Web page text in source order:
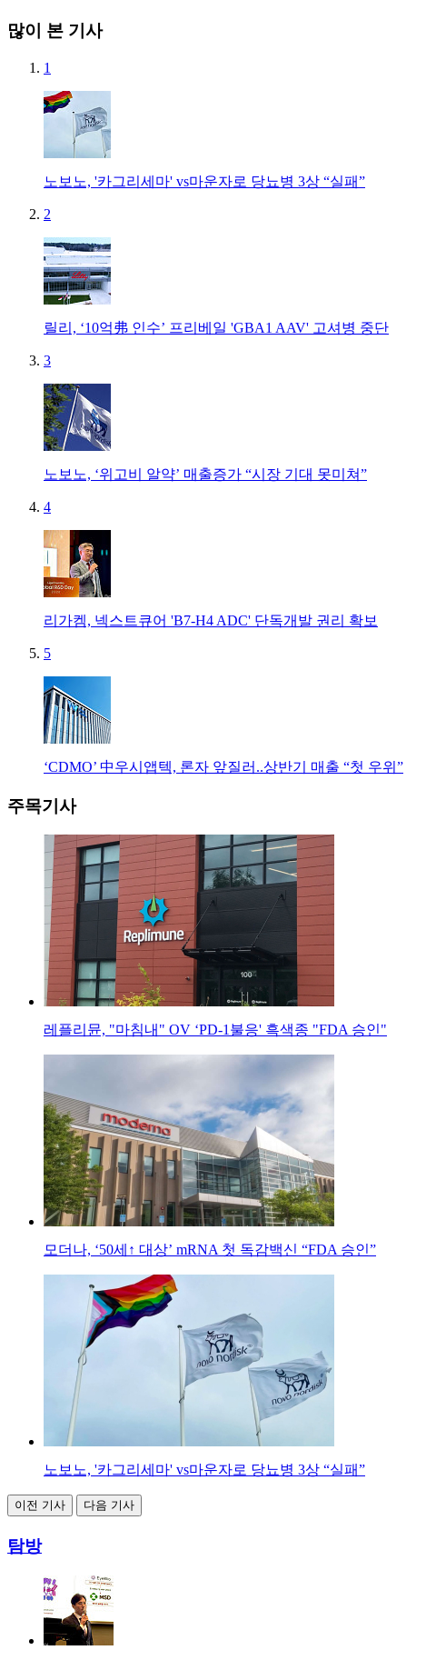
많이 본 기사
1
노보노, '카그리세마' vs마운자로 당뇨병 3상 “실패”
2
릴리, ‘10억弗 인수’ 프리베일 'GBA1 AAV' 고셔병 중단
3
노보노, ‘위고비 알약’ 매출증가 “시장 기대 못미쳐”
4
리가켐, 넥스트큐어 'B7-H4 ADC' 단독개발 권리 확보
5
‘CDMO’ 中우시앱텍, 론자 앞질러..상반기 매출 “첫 우위”
주목기사
레플리뮨, "마침내" OV ‘PD-1불응' 흑색종 "FDA 승인"
모더나, ‘50세↑ 대상’ mRNA 첫 독감백신 “FDA 승인”
노보노, '카그리세마' vs마운자로 당뇨병 3상 “실패”
이전 기사 다음 기사
탐방